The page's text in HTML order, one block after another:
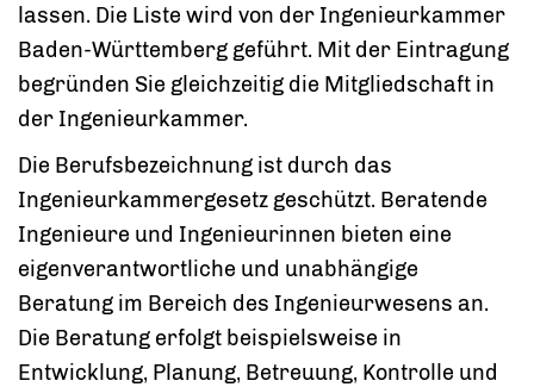
lassen. Die Liste wird von der Ingenieurkammer
Baden-Württemberg geführt. Mit der Eintragung
begründen Sie gleichzeitig die Mitgliedschaft in
der Ingenieurkammer.
Die Berufsbezeichnung ist durch das
Ingenieurkammergesetz geschützt. Beratende
Ingenieure und Ingenieurinnen bieten eine
eigenverantwortliche und unabhängige
Beratung im Bereich des Ingenieurwesens an.
Die Beratung erfolgt beispielsweise in
Entwicklung, Planung, Betreuung, Kontrolle und